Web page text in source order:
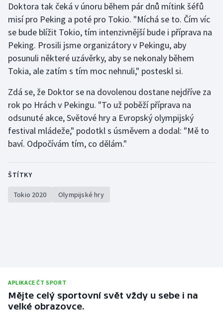
Doktora tak čeká v únoru během pár dnů mítink šéfů
misí pro Peking a poté pro Tokio. "Míchá se to. Čím víc
se bude blížit Tokio, tím intenzivnější bude i příprava na
Peking. Prosili jsme organizátory v Pekingu, aby
posunuli některé uzávěrky, aby se nekonaly během
Tokia, ale zatím s tím moc nehnuli," posteskl si.
Zdá se, že Doktor se na dovolenou dostane nejdříve za
rok po Hrách v Pekingu. "To už poběží příprava na
odsunuté akce, Světové hry a Evropský olympijský
festival mládeže," podotkl s úsměvem a dodal: "Mě to
baví. Odpočívám tím, co dělám."
ŠTÍTKY
Tokio 2020 Olympijské hry
APLIKACE ČT SPORT
Mějte celý sportovní svět vždy u sebe i na
velké obrazovce.